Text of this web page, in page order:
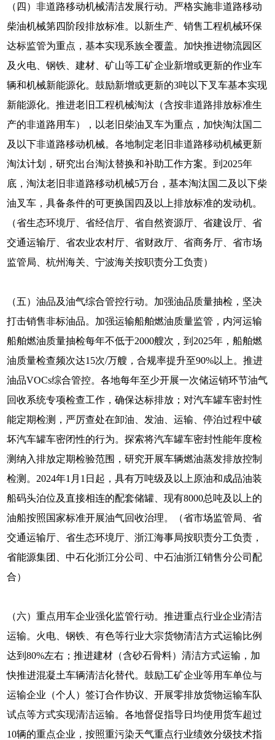
（四）非道路移动机械清洁发展行动。严格实施非道路移动
柴油机械第四阶段排放标准。以新生产、销售工程机械环保
达标监管为重点，基本实现系族全覆盖。加快推进物流园区
及火电、钢铁、建材、矿山等工矿企业新增或更新的作业车
辆和机械新能源化。鼓励新增或更新的3吨以下叉车基本实现
新能源化。推进老旧工程机械淘汰（含按非道路排放标准生
产的非道路用车），以老旧柴油叉车为重点，加快淘汰国二
及以下非道路移动机械。各地制定老旧非道路移动机械更新
淘汰计划，研究出台淘汰替换和补助工作方案。到2025年
底，淘汰老旧非道路移动机械5万台，基本淘汰国二及以下柴
油叉车，具备条件的可更换国四及以上排放标准的发动机。
（省生态环境厅、省经信厅、省自然资源厅、省建设厅、省
交通运输厅、省农业农村厅、省财政厅、省商务厅、省市场
监管局、杭州海关、宁波海关按职责分工负责）
（五）油品及油气综合管控行动。加强油品质量抽检，坚决
打击销售非标油品。加强运输船舶燃油质量监管，内河运输
船舶燃油质量抽检每年不低于2000艘次，到2025年，船舶燃
油质量检查频次达15次/万艘，合规率提升至90%以上。推进
油品VOCs综合管控。各地每年至少开展一次储运销环节油气
回收系统专项检查工作，确保达标排放；对汽车罐车密封性
能定期检测，严厉查处在卸油、发油、运输、停泊过程中破
坏汽车罐车密闭性的行为。探索将汽车罐车密封性能年度检
测纳入排放定期检验范围，研究开展车辆燃油蒸发排放控制
检测。2024年1月1日起，具有万吨级及以上原油和成品油装
船码头泊位及直接相连的配套储罐、现有8000总吨及以上的
油船按照国家标准开展油气回收治理。（省市场监管局、省
交通运输厅、省生态环境厅、浙江海事局按职责分工负责，
省能源集团、中石化浙江分公司、中石油浙江销售分公司配
合）
（六）重点用车企业强化监管行动。推进重点行业企业清洁
运输。火电、钢铁、有色等行业大宗货物清洁方式运输比例
达到80%左右；推进建材（含砂石骨料）清洁方式运输，加
快推进混凝土车辆清洁化替代。鼓励工矿企业等用车单位与
运输企业（个人）签订合作协议、开展零排放货物运输车队
试点等方式实现清洁运输。各地督促指导日均使用货车超过
10辆的重点企业，按照重污染天气重点行业绩效分级技术指